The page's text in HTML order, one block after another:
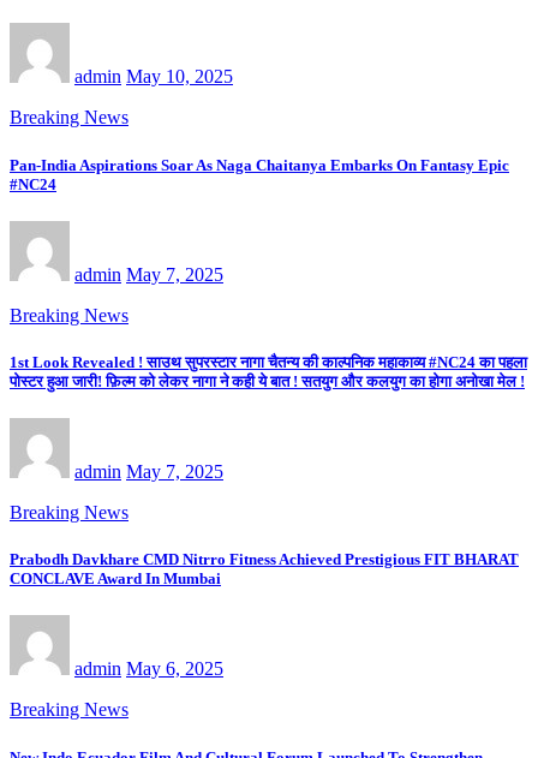
admin May 10, 2025
Breaking News
Pan-India Aspirations Soar As Naga Chaitanya Embarks On Fantasy Epic
#NC24
admin May 7, 2025
Breaking News
1st Look Revealed ! साउथ सुपरस्टार नागा चैतन्य की काल्पनिक महाकाव्य #NC24 का पहला
पोस्टर हुआ जारी! फ़िल्म को लेकर नागा ने कही ये बात ! सतयुग और कलयुग का होगा अनोखा मेल !
admin May 7, 2025
Breaking News
Prabodh Davkhare CMD Nitrro Fitness Achieved Prestigious FIT BHARAT
CONCLAVE Award In Mumbai
admin May 6, 2025
Breaking News